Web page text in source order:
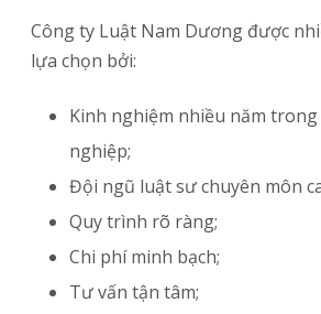
Công ty Luật Nam Dương được
lựa chọn bởi:
Kinh nghiệm nhiều năm
nghiệp;
Đội ngũ luật sư chuyên môn
Quy trình rõ ràng;
Chi phí minh bạch;
Tư vấn tận tâm;